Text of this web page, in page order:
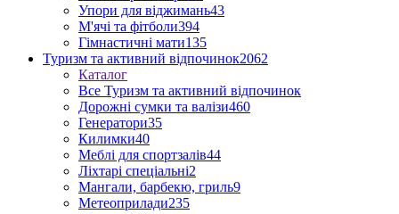
Упори для віджимань43
М'ячі та фітболи394
Гімнастичні мати135
Туризм та активний відпочинок2062
Каталог
Все Туризм та активний відпочинок
Дорожні сумки та валізи460
Генератори35
Килимки40
Меблі для спортзалів44
Ліхтарі спеціальні2
Мангали, барбекю, гриль9
Метеоприлади235